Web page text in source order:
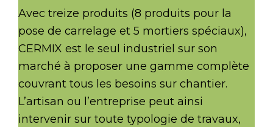
Avec treize produits (8 produits pour la
pose de carrelage et 5 mortiers spéciaux),
CERMIX est le seul industriel sur son
marché à proposer une gamme complète
couvrant tous les besoins sur chantier.
L’artisan ou l’entreprise peut ainsi
intervenir sur toute typologie de travaux,